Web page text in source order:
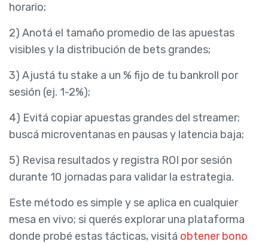
horario;
2) Anotá el tamaño promedio de las apuestas
visibles y la distribución de bets grandes;
3) Ajustá tu stake a un % fijo de tu bankroll por
sesión (ej. 1-2%);
4) Evitá copiar apuestas grandes del streamer;
buscá microventanas en pausas y latencia baja;
5) Revisa resultados y registra ROI por sesión
durante 10 jornadas para validar la estrategia.
Este método es simple y se aplica en cualquier
mesa en vivo; si querés explorar una plataforma
donde probé estas tácticas, visitá obtener bono